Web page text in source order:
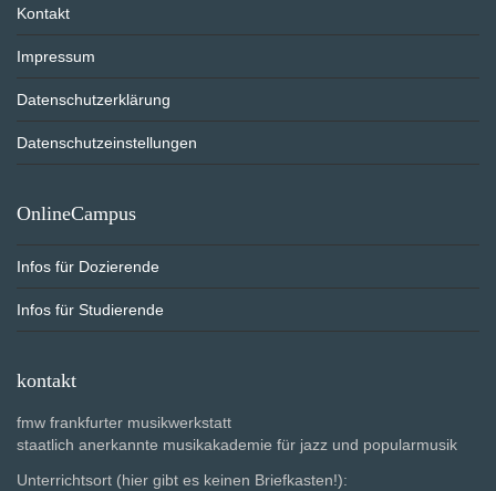
Kontakt
Impressum
Datenschutzerklärung
Datenschutzeinstellungen
OnlineCampus
Infos für Dozierende
Infos für Studierende
kontakt
fmw frankfurter musikwerkstatt
staatlich anerkannte musikakademie für jazz und popularmusik
Unterrichtsort (hier gibt es keinen Briefkasten!):